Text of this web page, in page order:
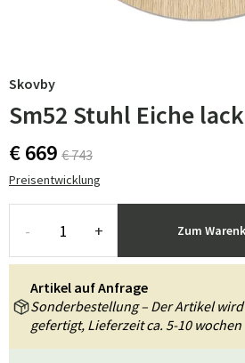
Skovby
Sm52 Stuhl Eiche
€ 669 € 743
Preisentwicklung
- + Zum
Artikel auf Anfrage
Sonderbestellung – Der Artikel
gefertigt, Lieferzeit ca. 5-10 wochen